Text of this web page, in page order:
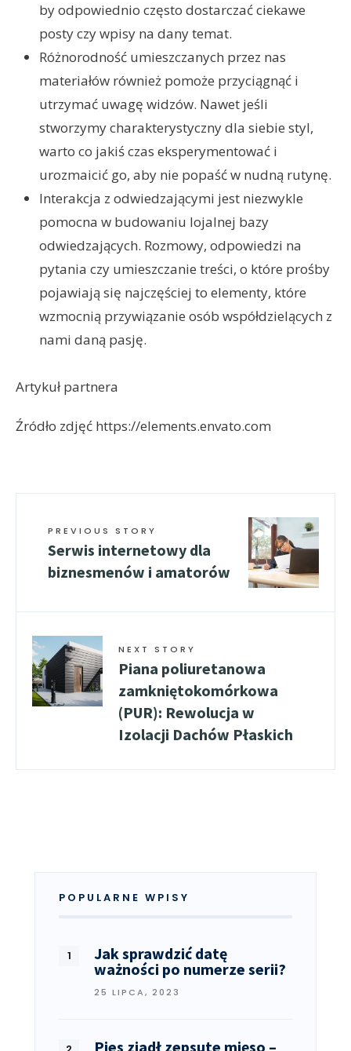
by odpowiednio często dostarczać ciekawe
posty czy wpisy na dany temat.
Różnorodność umieszczanych przez nas
materiałów również pomoże przyciągnąć i
utrzymać uwagę widzów. Nawet jeśli
stworzymy charakterystyczny dla siebie styl,
warto co jakiś czas eksperymentować i
urozmaicić go, aby nie popaść w nudną rutynę.
Interakcja z odwiedzającymi jest niezwykle
pomocna w budowaniu lojalnej bazy
odwiedzających. Rozmowy, odpowiedzi na
pytania czy umieszczanie treści, o które prośby
pojawiają się najczęściej to elementy, które
wzmocnią przywiązanie osób współdzielących z
nami daną pasję.
Artykuł partnera
Źródło zdjęć https://elements.envato.com
PREVIOUS STORY
Serwis internetowy dla
biznesmenów i amatorów
NEXT STORY
Piana poliuretanowa
zamkniętokomórkowa
(PUR): Rewolucja w
Izolacji Dachów Płaskich
POPULARNE WPISY
Jak sprawdzić datę
ważności po numerze serii?
25 LIPCA, 2023
Pies zjadł zepsute mięso –